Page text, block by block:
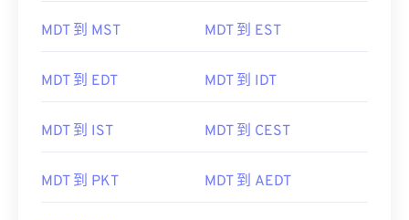
MDT 到 MST MDT 到 EST
MDT 到 EDT MDT 到 IDT
MDT 到 IST MDT 到 CEST
MDT 到 PKT MDT 到 AEDT